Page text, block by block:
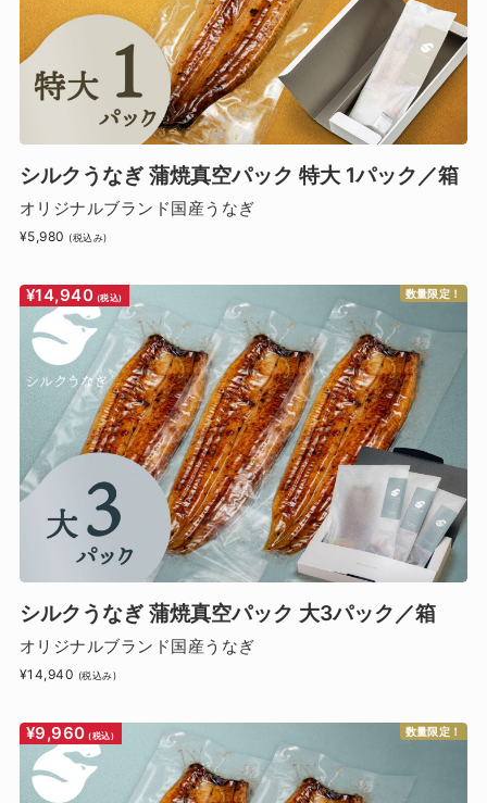
シルクうなぎ 蒲焼真空パック 特大 1パック／箱
オリジナルブランド国産うなぎ
¥5,980 (税込み)
数量限定！
¥14,940 (税込)
シルクうなぎ 蒲焼真空パック 大3パック／箱
オリジナルブランド国産うなぎ
¥14,940 (税込み)
数量限定！
¥9,960 (税込)